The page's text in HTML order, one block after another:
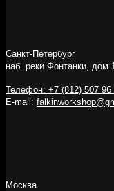
Санкт-Петербург
наб. реки Фонтанки, дом
Телефон: +7 (812) 507 96
E-mail:
Москва